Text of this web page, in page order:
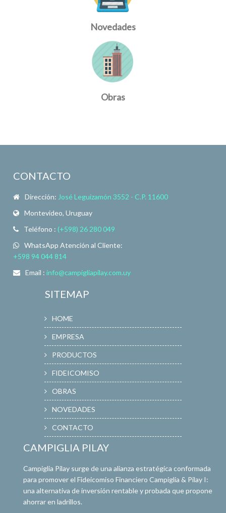
Novedades
Obras
CONTACTO
Dirección: José Leguizamón 3552 - C.P. 11600
Montevideo, Uruguay
Teléfono : (+598) 26 280 049
WhatsApp Atención al Cliente:
+598 94 044 814
Email :info@campigliapilay.com.uy
SITEMAP
HOME
EMPRESA
PRODUCTOS
FIDEICOMISO
OBRAS
NOVEDADES
CONTACTO
CAMPIGLIA PILAY
Campiglia Pilay surge de una alianza estratégica conformada
para promover el Fideicomiso Financiero Campiglia & Pilay I:
una alternativa de inversión rentable y probada que propone
ahorrar en ladrillos.